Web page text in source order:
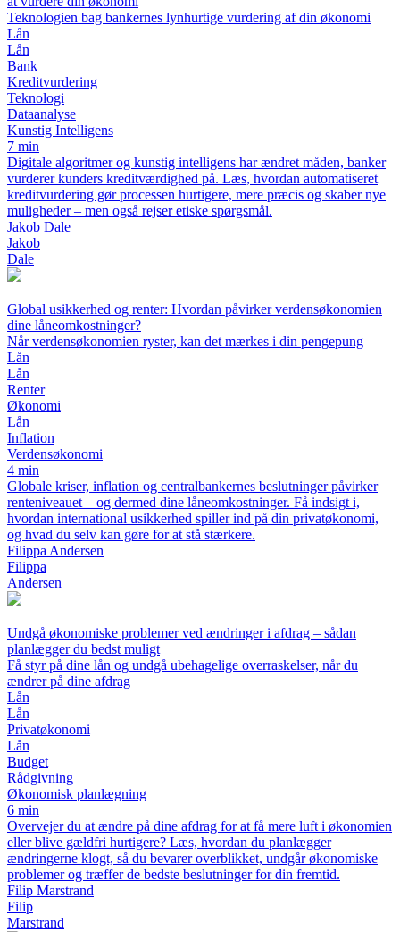
Teknologien bag bankernes lynhurtige vurdering af din økonomi
Lån
Lån
Bank
Kreditvurdering
Teknologi
Dataanalyse
Kunstig Intelligens
7 min
Digitale algoritmer og kunstig intelligens har ændret måden, banker
vurderer kunders kreditværdighed på. Læs, hvordan automatiseret
kreditvurdering gør processen hurtigere, mere præcis og skaber nye
muligheder – men også rejser etiske spørgsmål.
Jakob Dale
Jakob
Dale
Global usikkerhed og renter: Hvordan påvirker verdensøkonomien
dine låneomkostninger?
Når verdensøkonomien ryster, kan det mærkes i din pengepung
Lån
Lån
Renter
Økonomi
Lån
Inflation
Verdensøkonomi
4 min
Globale kriser, inflation og centralbankernes beslutninger påvirker
renteniveauet – og dermed dine låneomkostninger. Få indsigt i,
hvordan international usikkerhed spiller ind på din privatøkonomi,
og hvad du selv kan gøre for at stå stærkere.
Filippa Andersen
Filippa
Andersen
Undgå økonomiske problemer ved ændringer i afdrag – sådan
planlægger du bedst muligt
Få styr på dine lån og undgå ubehagelige overraskelser, når du
ændrer på dine afdrag
Lån
Lån
Privatøkonomi
Lån
Budget
Rådgivning
Økonomisk planlægning
6 min
Overvejer du at ændre på dine afdrag for at få mere luft i økonomien
eller blive gældfri hurtigere? Læs, hvordan du planlægger
ændringerne klogt, så du bevarer overblikket, undgår økonomiske
problemer og træffer de bedste beslutninger for din fremtid.
Filip Marstrand
Filip
Marstrand